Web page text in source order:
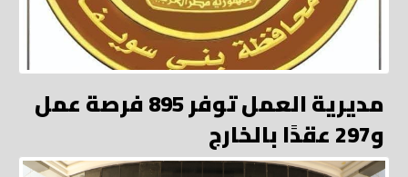
مديرية العمل توفر 895 فرصة عمل
و297 عقدًا بالخارج